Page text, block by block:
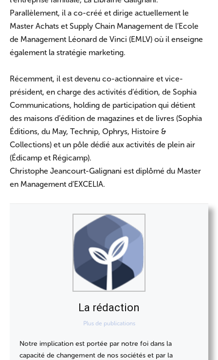
Parallèlement, il a co-créé et dirige actuellement le
Master Achats et Supply Chain Management de l’Ecole
de Management Léonard de Vinci (EMLV) où il enseigne
également la stratégie marketing.
Récemment, il est devenu co-actionnaire et vice-
président, en charge des activités d’édition, de Sophia
Communications, holding de participation qui détient
des maisons d’édition de magazines et de livres (Sophia
Éditions, du May, Technip, Ophrys, Histoire &
Collections) et un pôle dédié aux activités de plein air
(Édicamp et Régicamp).
Christophe Jeancourt-Galignani est diplômé du Master
en Management d’EXCELIA.
La rédaction
Plus de publications
Notre implication est portée par notre foi dans la
capacité de changement de nos sociétés et par la